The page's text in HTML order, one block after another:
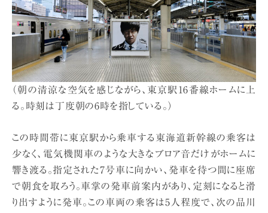
（朝の清涼な空気を感じながら、東京駅16番線ホームに上
る。時刻は丁度朝の6時を指している。）
この時間帯に東京駅から乗車する東海道新幹線の乗客は
少なく、電気機関車のような大きなブロア音だけがホームに
響き渡る。指定された7号車に向かい、発車を待つ間に座席
で朝食を取ろう。車掌の発車前案内があり、定刻になると滑
り出すように発車。この車両の乗客は5人程度で、次の品川